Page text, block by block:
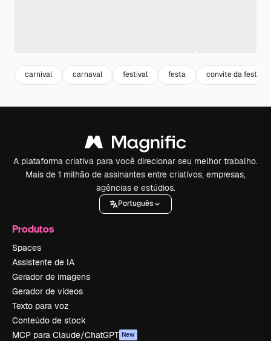
carnival carnaval festival festa convite da festa
A plataforma criativa para você direcionar seu melhor trabalho.
Mais de 1 milhão de assinantes entre criativos, empresas,
agências e estúdios.
Português
Produtos
Spaces
Assistente de IA
Gerador de imagens
Gerador de vídeos
Texto para voz
Conteúdo de stock
MCP para Claude/ChatGPT New